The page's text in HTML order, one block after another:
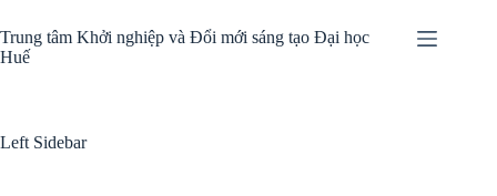
đến
phần
nội
Trung tâm Khởi nghiệp và Đổi mới sáng tạo Đại học
Huế
Left Sidebar